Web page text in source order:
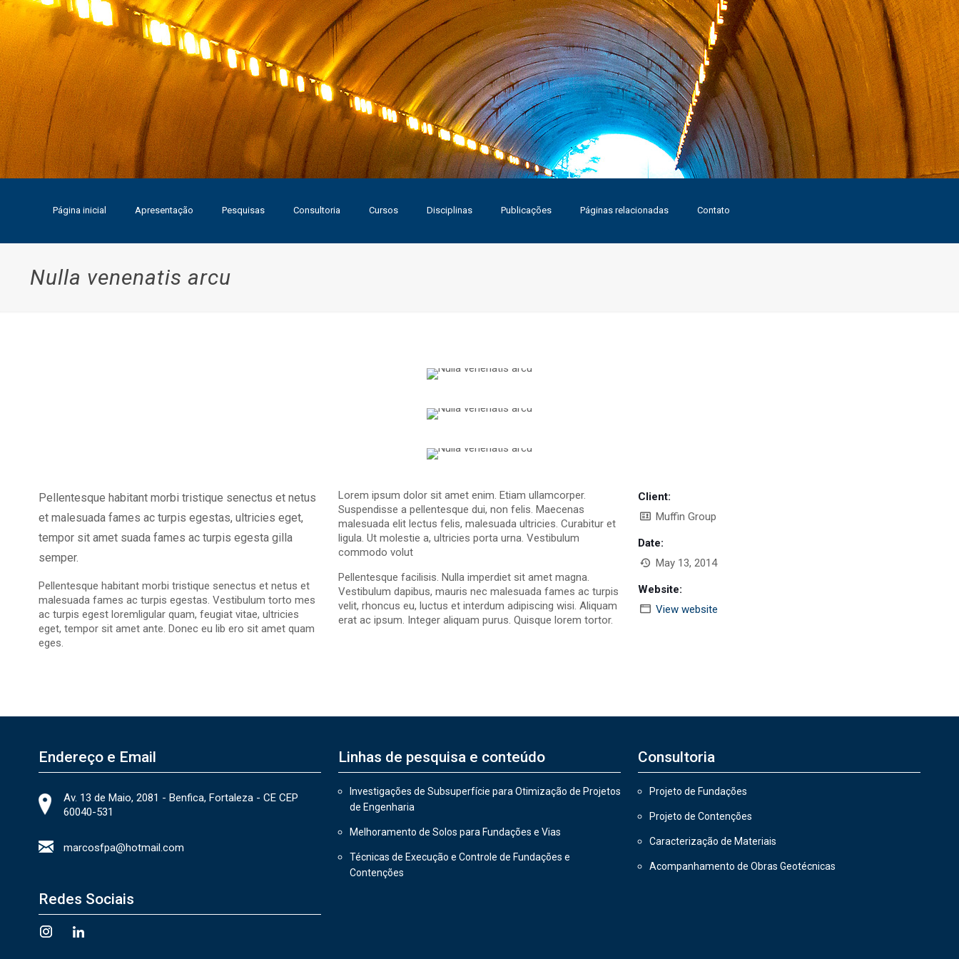
Página inicial Apresentação Pesquisas Consultoria Cursos Disciplinas Publicações Páginas relacionadas Contato
Nulla venenatis arcu
Pellentesque habitant morbi tristique senectus et netus
et malesuada fames ac turpis egestas, ultricies eget,
tempor sit amet suada fames ac turpis egesta gilla
semper.
Pellentesque habitant morbi tristique senectus et netus et
malesuada fames ac turpis egestas. Vestibulum torto mes
ac turpis egest loremligular quam, feugiat vitae, ultricies
eget, tempor sit amet ante. Donec eu lib ero sit amet quam
eges.
Lorem ipsum dolor sit amet enim. Etiam ullamcorper.
Suspendisse a pellentesque dui, non felis. Maecenas
malesuada elit lectus felis, malesuada ultricies. Curabitur et
ligula. Ut molestie a, ultricies porta urna. Vestibulum
commodo volut
Pellentesque facilisis. Nulla imperdiet sit amet magna.
Vestibulum dapibus, mauris nec malesuada fames ac turpis
velit, rhoncus eu, luctus et interdum adipiscing wisi. Aliquam
erat ac ipsum. Integer aliquam purus. Quisque lorem tortor.
Client:
Muffin Group
Date:
May 13, 2014
Website:
View website
Endereço e Email
Av. 13 de Maio, 2081 - Benfica, Fortaleza - CE CEP
60040-531
marcosfpa@hotmail.com
Redes Sociais
Linhas de pesquisa e conteúdo
Investigações de Subsuperfície para Otimização de Projetos
de Engenharia
Melhoramento de Solos para Fundações e Vias
Técnicas de Execução e Controle de Fundações e
Contenções
Consultoria
Projeto de Fundações
Projeto de Contenções
Caracterização de Materiais
Acompanhamento de Obras Geotécnicas